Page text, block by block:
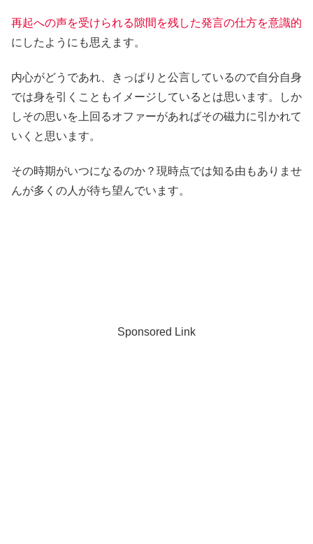
再起への声を受けられる隙間を残した発言の仕方を意識的
にしたようにも思えます。
内心がどうであれ、きっぱりと公言しているので自分自身
では身を引くこともイメージしているとは思います。しか
しその思いを上回るオファーがあればその磁力に引かれて
いくと思います。
その時期がいつになるのか？現時点では知る由もありませ
んが多くの人が待ち望んでいます。
Sponsored Link